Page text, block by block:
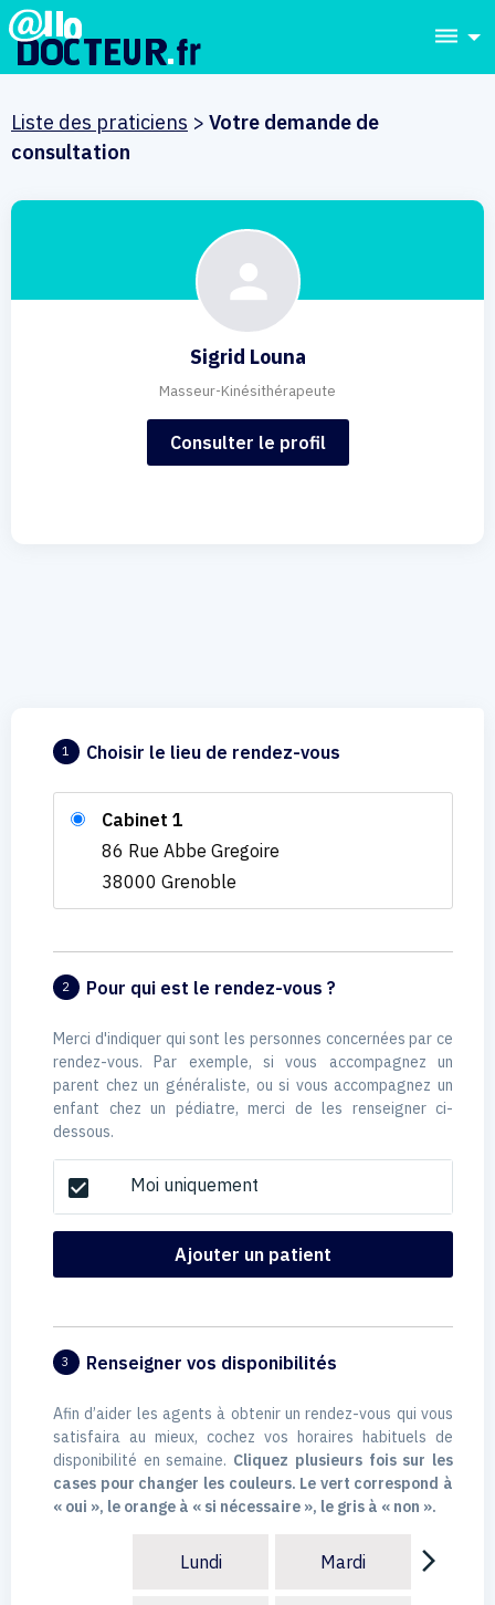
dehaze
Liste des praticiens > Votre demande de
consultation
Sigrid Louna
Masseur-Kinésithérapeute
Consulter le profil
1 Choisir le lieu de rendez-vous
Cabinet 1
86 Rue Abbe Gregoire
38000 Grenoble
2 Pour qui est le rendez-vous ?
Merci d'indiquer qui sont les personnes concernées par ce
rendez-vous. Par exemple, si vous accompagnez un
parent chez un généraliste, ou si vous accompagnez un
enfant chez un pédiatre, merci de les renseigner ci-
dessous.
check_box Moi uniquement
Ajouter un patient
3 Renseigner vos disponibilités
Afin d’aider les agents à obtenir un rendez-vous qui vous
satisfaira au mieux, cochez vos horaires habituels de
disponibilité en semaine. Cliquez plusieurs fois sur les
cases pour changer les couleurs. Le vert correspond à
« oui », le orange à « si nécessaire », le gris à « non ».
Lundi Mardi arrow_forward_ios